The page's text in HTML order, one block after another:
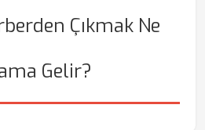
Çıkmak Ne
Gelir?